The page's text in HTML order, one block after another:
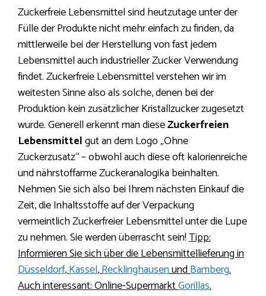
Zuckerfreie Lebensmittel sind heutzutage unter der
Fülle der Produkte nicht mehr einfach zu finden, da
mittlerweile bei der Herstellung von fast jedem
Lebensmittel auch industrieller Zucker Verwendung
findet. Zuckerfreie Lebensmittel verstehen wir im
weitesten Sinne also als solche, denen bei der
Produktion kein zusätzlicher Kristallzucker zugesetzt
wurde. Generell erkennt man dieseZuckerfreien
Lebensmittelgut an dem Logo „Ohne
Zuckerzusatz“ – obwohl auch diese oft kalorienreiche
und nährstoffarme Zuckeranalogika beinhalten.
Nehmen Sie sich also bei Ihrem nächsten Einkauf die
Zeit, die Inhaltsstoffe auf der Verpackung
vermeintlich Zuckerfreier Lebensmittel unter die Lupe
zu nehmen. Sie werden überrascht sein!Tipp:
Informieren Sie sich über die Lebensmittellieferung in
Düsseldorf,Kassel,RecklinghausenundBamberg.
Auch interessant: Online-SupermarktGorillas.